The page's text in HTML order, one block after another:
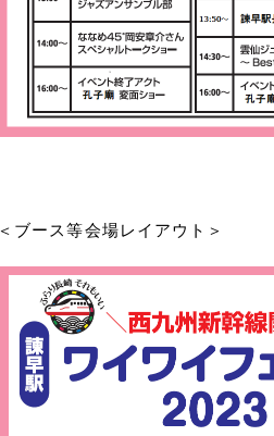
＜ブース等会場レイアウト＞